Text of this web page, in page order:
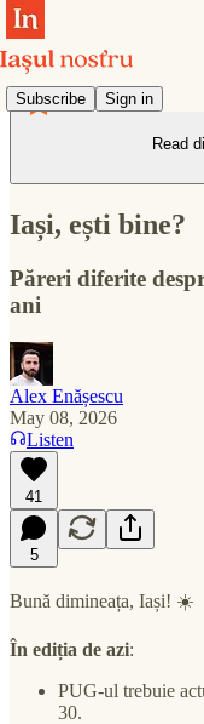
Subscribe Sign in
Read
Iași, ești bine?
Păreri diferite
ani
Alex Enășescu
May 08, 2026
Listen
41
5
Bună dimineața, Iași! ☀️
În ediția de azi:
PUG-ul trebuie
30.